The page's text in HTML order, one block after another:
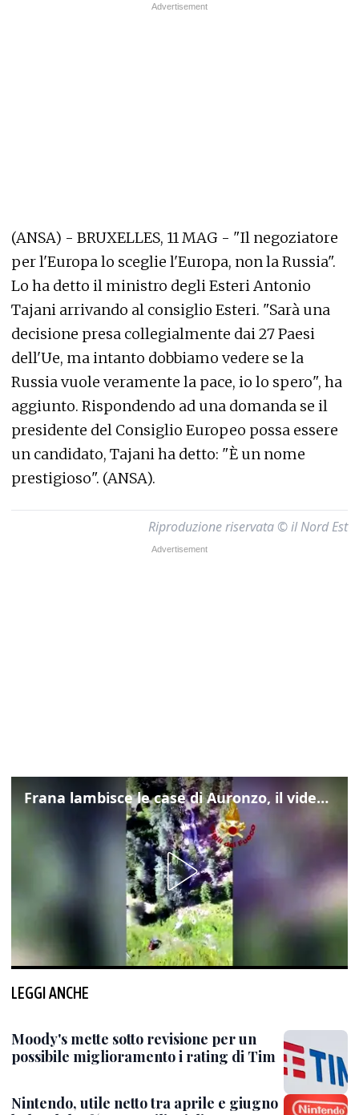
(ANSA) - BRUXELLES, 11 MAG - "Il negoziatore
per l'Europa lo sceglie l'Europa, non la Russia".
Lo ha detto il ministro degli Esteri Antonio
Tajani arrivando al consiglio Esteri. "Sarà una
decisione presa collegialmente dai 27 Paesi
dell'Ue, ma intanto dobbiamo vedere se la
Russia vuole veramente la pace, io lo spero", ha
aggiunto. Rispondendo ad una domanda se il
presidente del Consiglio Europeo possa essere
un candidato, Tajani ha detto: "È un nome
prestigioso". (ANSA).
Riproduzione riservata © il Nord Est
Frana lambisce le case di Auronzo, il video dall'elicottero dei vigili del fuoco
LEGGI ANCHE
Moody's mette sotto revisione per un
possibile miglioramento i rating di Tim
Nintendo, utile netto tra aprile e giugno